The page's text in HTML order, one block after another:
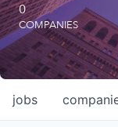
Octopus Giving
Careers
0
COMPANIES
jobs